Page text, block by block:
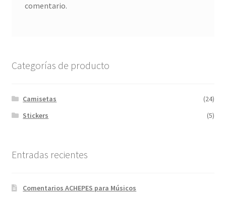
comentario.
Categorías de producto
Camisetas
(24)
Stickers
(5)
Entradas recientes
Comentarios ACHEPES para Músicos